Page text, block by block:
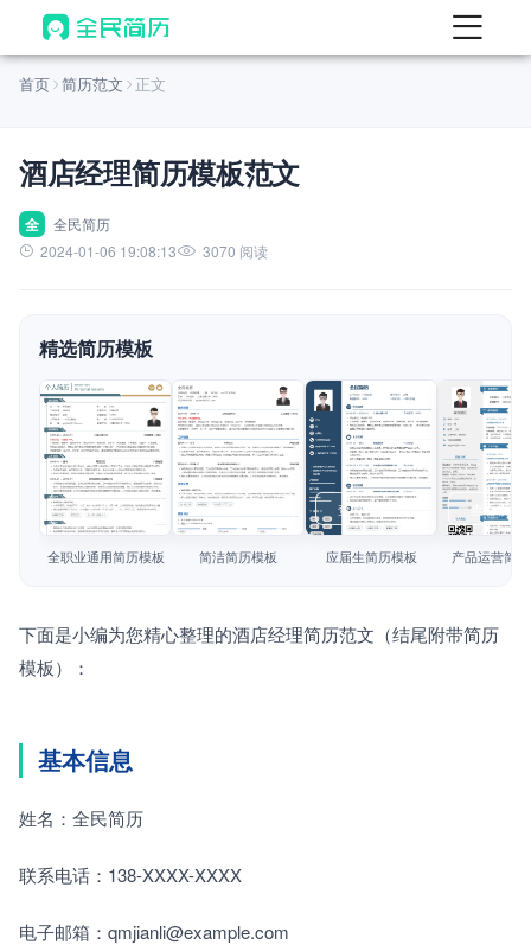
首页
AI 生成简历
AI 优化简历
AI 翻译简历
AI 模拟面试
面试自我介绍
AI 职场工具 New
简历模板
简历教程
首页 简历范文 正文
酒店经理简历模板范文
全
全民简历
2024-01-06 19:08:13
3070 阅读
精选简历模板
查看模板
全职业通用简历模板
查看模板
简洁简历模板
查看模板
应届生简历模板
查看模板
产品运营简
下面是小编为您精心整理的酒店经理简历范文（结尾附带简历
模板）：
基本信息
姓名：全民简历
联系电话：138-XXXX-XXXX
电子邮箱：qmjianli@example.com